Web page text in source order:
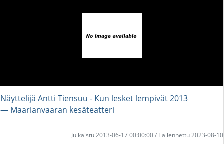
Näyttelijä Antti Tiensuu - Kun lesket lempivät 2013
― Maarianvaaran kesäteatteri
Julkaistu 2013-06-17 00:00:00 / Tallennettu 2023-08-10